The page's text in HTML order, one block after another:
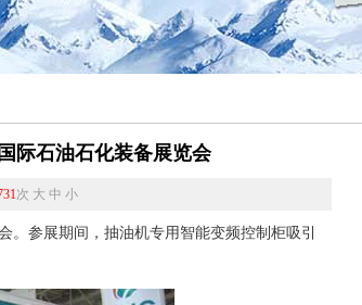
际石油石化装备展览会
次 大 中 小
参展期间，抽油机专用智能变频控制柜吸引